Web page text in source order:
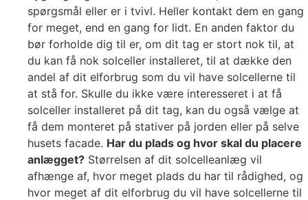
spørgsmål eller er i tvivl. Heller kontakt dem en gang
for meget, end en gang for lidt. En anden faktor du
bør forholde dig til er, om dit tag er stort nok til, at
du kan få nok solceller installeret, til at dække den
andel af dit elforbrug som du vil have solcellerne til
at stå for. Skulle du ikke være interesseret i at få
solceller installeret på dit tag, kan du også vælge at
få dem monteret på stativer på jorden eller på selve
husets facade. Har du plads og hvor skal du placere
anlægget? Størrelsen af dit solcelleanlæg vil
afhænge af, hvor meget plads du har til rådighed, og
hvor meget af dit elforbrug du vil have solcellerne til